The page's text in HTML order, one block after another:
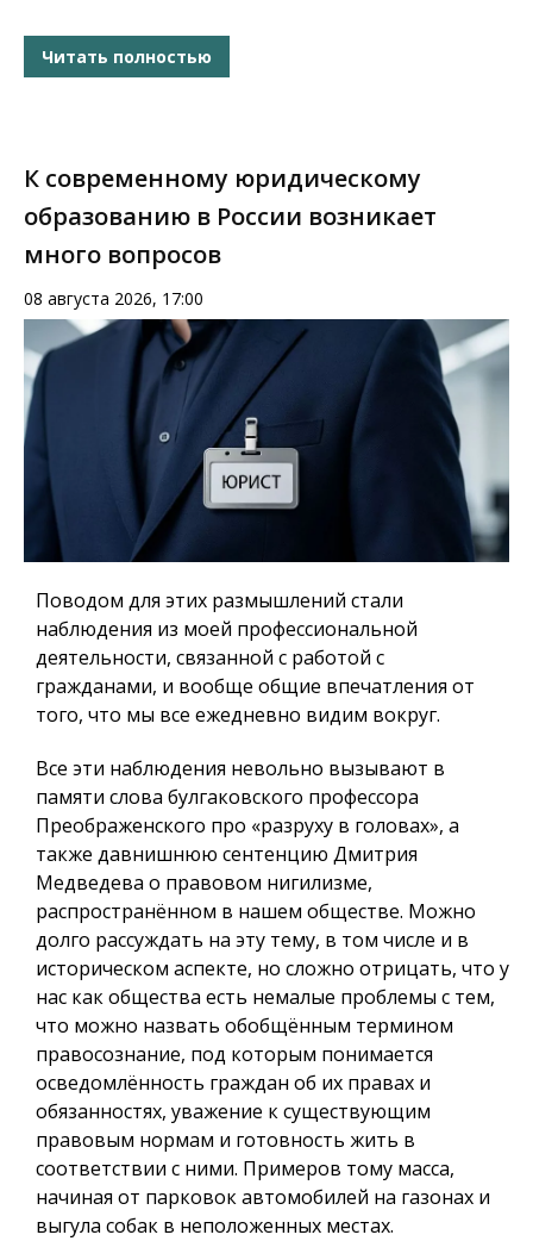
Читать полностью
К современному юридическому
образованию в России возникает
много вопросов
08 августа 2026, 17:00
Поводом для этих размышлений стали
наблюдения из моей профессиональной
деятельности, связанной с работой с
гражданами, и вообще общие впечатления от
того, что мы все ежедневно видим вокруг.
Все эти наблюдения невольно вызывают в
памяти слова булгаковского профессора
Преображенского про «разруху в головах», а
также давнишнюю сентенцию Дмитрия
Медведева о правовом нигилизме,
распространённом в нашем обществе. Можно
долго рассуждать на эту тему, в том числе и в
историческом аспекте, но сложно отрицать, что у
нас как общества есть немалые проблемы с тем,
что можно назвать обобщённым термином
правосознание, под которым понимается
осведомлённость граждан об их правах и
обязанностях, уважение к существующим
правовым нормам и готовность жить в
соответствии с ними. Примеров тому масса,
начиная от парковок автомобилей на газонах и
выгула собак в неположенных местах.